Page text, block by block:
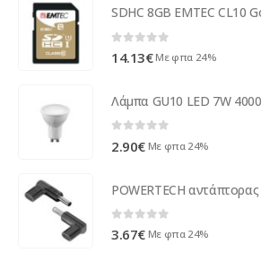
14.13€ Με φπα 24%
2.90€ Με φπα 24%
0 out of 5
3.67€ Με φπα 24%